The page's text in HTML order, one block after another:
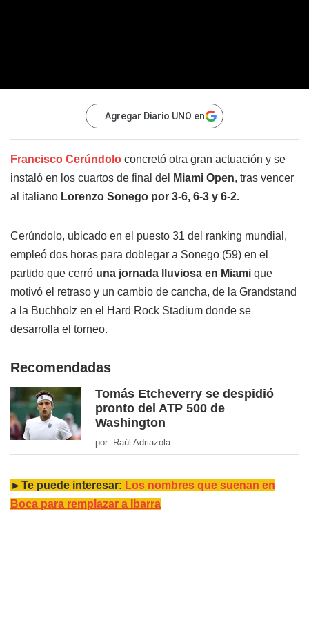
Agregar Diario UNO en
Francisco Cerúndolo concretó otra gran actuación y se
instaló en los cuartos de final del
Miami Open, tras vencer
al italiano Lorenzo Sonego por 3-6, 6-3 y 6-2.
Cerúndolo, ubicado en el puesto 31 del ranking mundial,
empleó dos horas para doblegar a Sonego (59) en el
partido que cerró una jornada lluviosa en Miami que
motivó el retraso y un cambio de cancha, de la Grandstand
a la Buchholz en el Hard Rock Stadium donde se
desarrolla el torneo.
Recomendadas
Tomás Etcheverry se despidió
pronto del ATP 500 de
Washington
por Raúl Adriazola
►Te puede interesar: Los nombres que suenan en
Boca para remplazar a Ibarra